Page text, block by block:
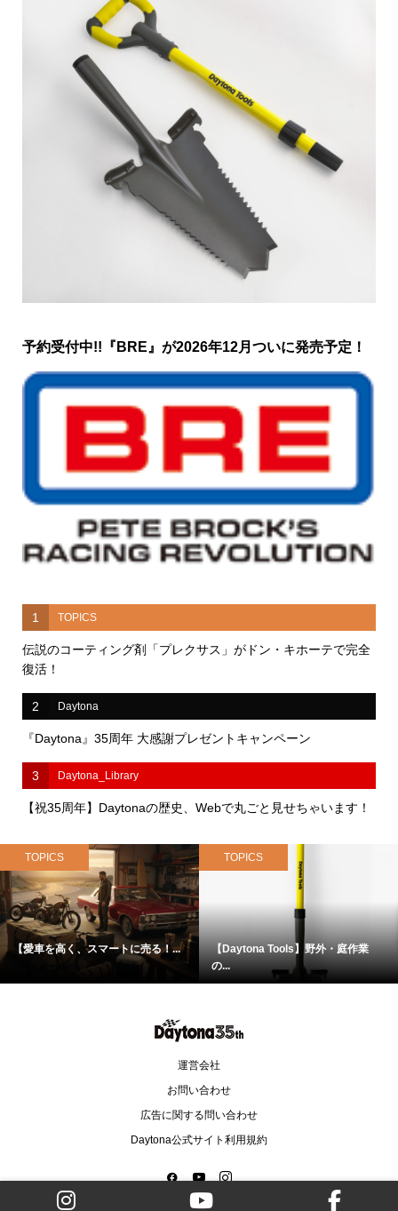
予約受付中!!『BRE』が2026年12月ついに発売予定！
1 TOPICS
伝説のコーティング剤「プレクサス」がドン・キホーテで完全
復活！
2 Daytona
『Daytona』35周年 大感謝プレゼントキャンペーン
3 Daytona_Library
【祝35周年】Daytonaの歴史、Webで丸ごと見せちゃいます！
TOPICS
【愛車を高く、スマートに売る！...
TOPICS
【Daytona Tools】野外・庭作業
の...
運営会社
お問い合わせ
広告に関する問い合わせ
Daytona公式サイト利用規約